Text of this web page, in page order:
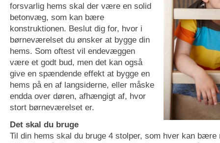
forsvarlig hems skal der være en solid
betonvæg, som kan bære
konstruktionen. Beslut dig for, hvor i
børneværelset du ønsker at bygge din
hems. Som oftest vil endevæggen
være et godt bud, men det kan også
give en spændende effekt at bygge en
hems på en af langsiderne, eller måske
endda over døren, afhængigt af, hvor
stort børneværelset er.
Det skal du bruge
Til din hems skal du bruge 4 stolper, som hver kan bære